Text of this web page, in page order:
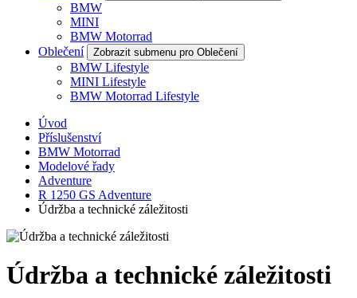
BMW
MINI
BMW Motorrad
Oblečení
Zobrazit submenu pro Oblečení
BMW Lifestyle
MINI Lifestyle
BMW Motorrad Lifestyle
Úvod
Příslušenství
BMW Motorrad
Modelové řady
Adventure
R 1250 GS Adventure
Údržba a technické záležitosti
Údržba a technické záležitosti